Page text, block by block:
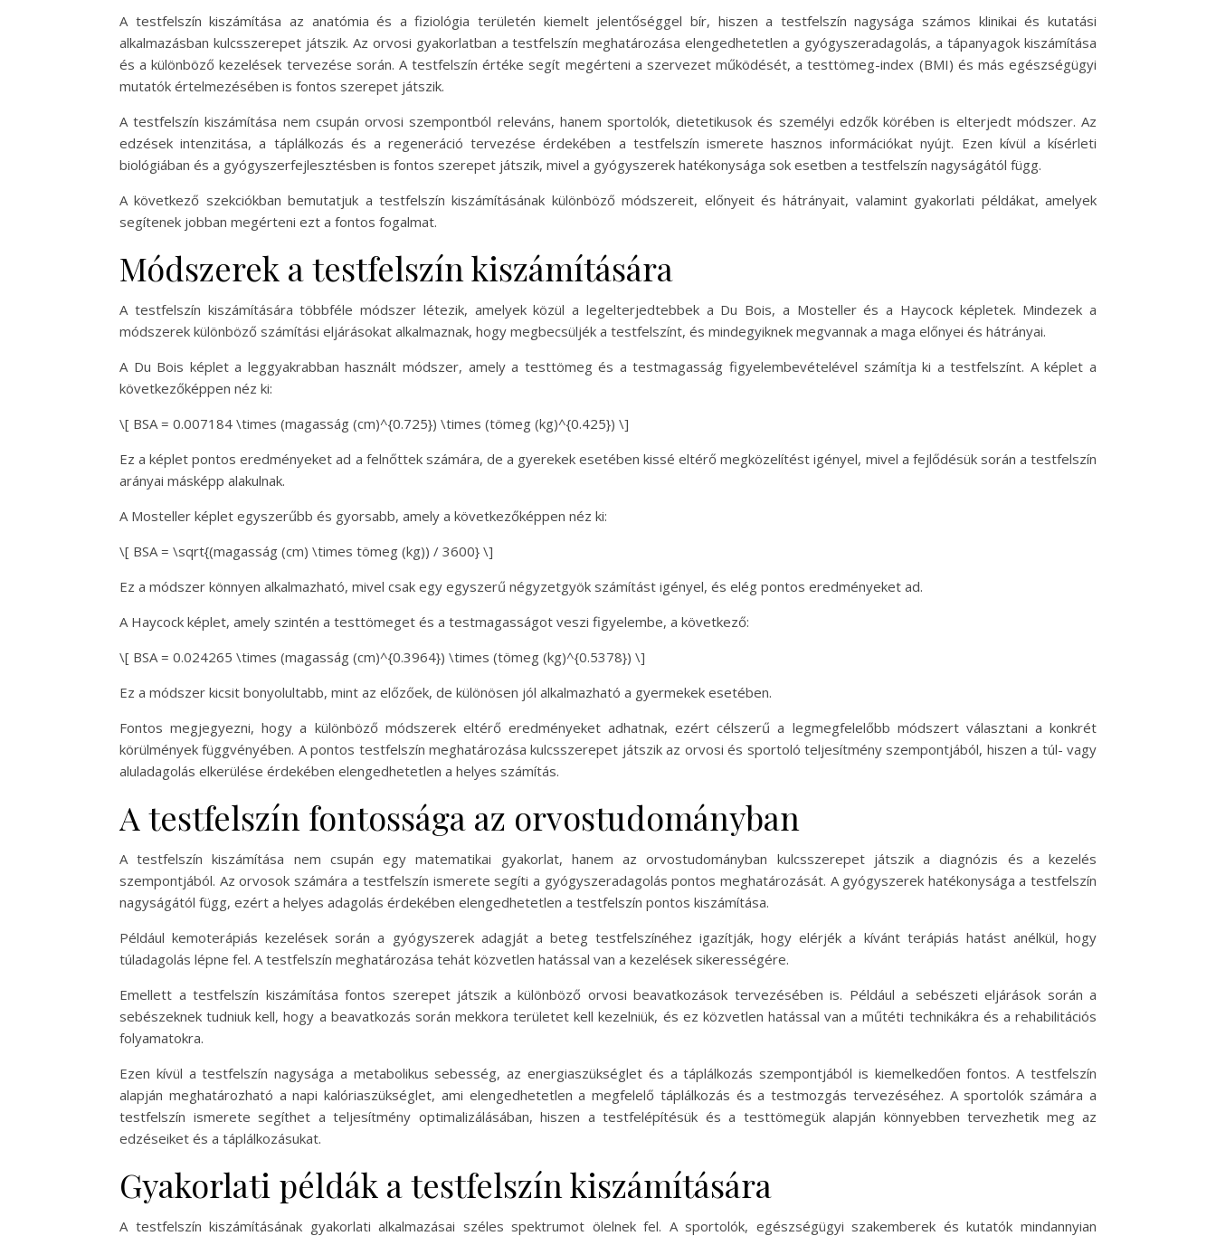
A testfelszín kiszámítása az anatómia és a fiziológia területén kiemelt jelentőséggel bír, hiszen a testfelszín nagysága számos klinikai és kutatási
alkalmazásban kulcsszerepet játszik. Az orvosi gyakorlatban a testfelszín meghatározása elengedhetetlen a gyógyszeradagolás, a tápanyagok kiszámítása
és a különböző kezelések tervezése során. A testfelszín értéke segít megérteni a szervezet működését, a testtömeg-index (BMI) és más egészségügyi
mutatók értelmezésében is fontos szerepet játszik.
A testfelszín kiszámítása nem csupán orvosi szempontból releváns, hanem sportolók, dietetikusok és személyi edzők körében is elterjedt módszer. Az
edzések intenzitása, a táplálkozás és a regeneráció tervezése érdekében a testfelszín ismerete hasznos információkat nyújt. Ezen kívül a kísérleti
biológiában és a gyógyszerfejlesztésben is fontos szerepet játszik, mivel a gyógyszerek hatékonysága sok esetben a testfelszín nagyságától függ.
A következő szekciókban bemutatjuk a testfelszín kiszámításának különböző módszereit, előnyeit és hátrányait, valamint gyakorlati példákat, amelyek
segítenek jobban megérteni ezt a fontos fogalmat.
Módszerek a testfelszín kiszámítására
A testfelszín kiszámítására többféle módszer létezik, amelyek közül a legelterjedtebbek a Du Bois, a Mosteller és a Haycock képletek. Mindezek a
módszerek különböző számítási eljárásokat alkalmaznak, hogy megbecsüljék a testfelszínt, és mindegyiknek megvannak a maga előnyei és hátrányai.
A Du Bois képlet a leggyakrabban használt módszer, amely a testtömeg és a testmagasság figyelembevételével számítja ki a testfelszínt. A képlet a
következőképpen néz ki:
\[ BSA = 0.007184 \times (magasság (cm)^{0.725}) \times (tömeg (kg)^{0.425}) \]
Ez a képlet pontos eredményeket ad a felnőttek számára, de a gyerekek esetében kissé eltérő megközelítést igényel, mivel a fejlődésük során a testfelszín
arányai másképp alakulnak.
A Mosteller képlet egyszerűbb és gyorsabb, amely a következőképpen néz ki:
\[ BSA = \sqrt{(magasság (cm) \times tömeg (kg)) / 3600} \]
Ez a módszer könnyen alkalmazható, mivel csak egy egyszerű négyzetgyök számítást igényel, és elég pontos eredményeket ad.
A Haycock képlet, amely szintén a testtömeget és a testmagasságot veszi figyelembe, a következő:
\[ BSA = 0.024265 \times (magasság (cm)^{0.3964}) \times (tömeg (kg)^{0.5378}) \]
Ez a módszer kicsit bonyolultabb, mint az előzőek, de különösen jól alkalmazható a gyermekek esetében.
Fontos megjegyezni, hogy a különböző módszerek eltérő eredményeket adhatnak, ezért célszerű a legmegfelelőbb módszert választani a konkrét
körülmények függvényében. A pontos testfelszín meghatározása kulcsszerepet játszik az orvosi és sportoló teljesítmény szempontjából, hiszen a túl- vagy
aluladagolás elkerülése érdekében elengedhetetlen a helyes számítás.
A testfelszín fontossága az orvostudományban
A testfelszín kiszámítása nem csupán egy matematikai gyakorlat, hanem az orvostudományban kulcsszerepet játszik a diagnózis és a kezelés
szempontjából. Az orvosok számára a testfelszín ismerete segíti a gyógyszeradagolás pontos meghatározását. A gyógyszerek hatékonysága a testfelszín
nagyságától függ, ezért a helyes adagolás érdekében elengedhetetlen a testfelszín pontos kiszámítása.
Például kemoterápiás kezelések során a gyógyszerek adagját a beteg testfelszínéhez igazítják, hogy elérjék a kívánt terápiás hatást anélkül, hogy
túladagolás lépne fel. A testfelszín meghatározása tehát közvetlen hatással van a kezelések sikerességére.
Emellett a testfelszín kiszámítása fontos szerepet játszik a különböző orvosi beavatkozások tervezésében is. Például a sebészeti eljárások során a
sebészeknek tudniuk kell, hogy a beavatkozás során mekkora területet kell kezelniük, és ez közvetlen hatással van a műtéti technikákra és a rehabilitációs
folyamatokra.
Ezen kívül a testfelszín nagysága a metabolikus sebesség, az energiaszükséglet és a táplálkozás szempontjából is kiemelkedően fontos. A testfelszín
alapján meghatározható a napi kalóriaszükséglet, ami elengedhetetlen a megfelelő táplálkozás és a testmozgás tervezéséhez. A sportolók számára a
testfelszín ismerete segíthet a teljesítmény optimalizálásában, hiszen a testfelépítésük és a testtömegük alapján könnyebben tervezhetik meg az
edzéseiket és a táplálkozásukat.
Gyakorlati példák a testfelszín kiszámítására
A testfelszín kiszámításának gyakorlati alkalmazásai széles spektrumot ölelnek fel. A sportolók, egészségügyi szakemberek és kutatók mindannyian